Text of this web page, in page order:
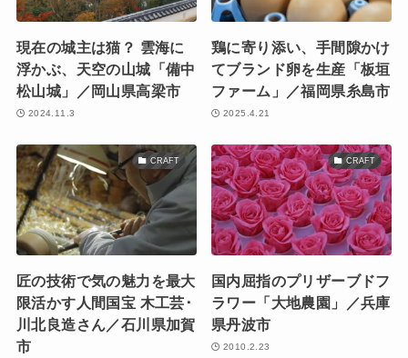
現在の城主は猫？ 雲海に
浮かぶ、天空の山城「備中
松山城」／岡山県高梁市
2024.11.3
鶏に寄り添い、手間隙かけ
てブランド卵を生産「板垣
ファーム」／福岡県糸島市
2025.4.21
CRAFT
匠の技術で気の魅力を最大
限活かす人間国宝 木工芸･
川北良造さん／石川県加賀
市
CRAFT
国内屈指のプリザーブドフ
ラワー「大地農園」／兵庫
県丹波市
2010.2.23